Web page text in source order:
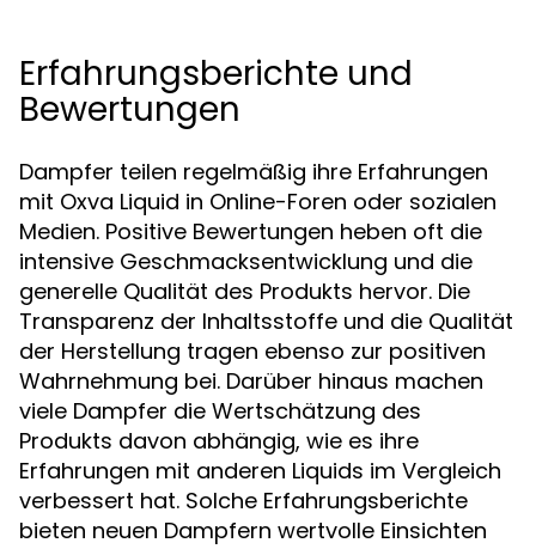
Erfahrungsberichte und
Bewertungen
Dampfer teilen regelmäßig ihre Erfahrungen
mit Oxva Liquid in Online-Foren oder sozialen
Medien. Positive Bewertungen heben oft die
intensive Geschmacksentwicklung und die
generelle Qualität des Produkts hervor. Die
Transparenz der Inhaltsstoffe und die Qualität
der Herstellung tragen ebenso zur positiven
Wahrnehmung bei. Darüber hinaus machen
viele Dampfer die Wertschätzung des
Produkts davon abhängig, wie es ihre
Erfahrungen mit anderen Liquids im Vergleich
verbessert hat. Solche Erfahrungsberichte
bieten neuen Dampfern wertvolle Einsichten